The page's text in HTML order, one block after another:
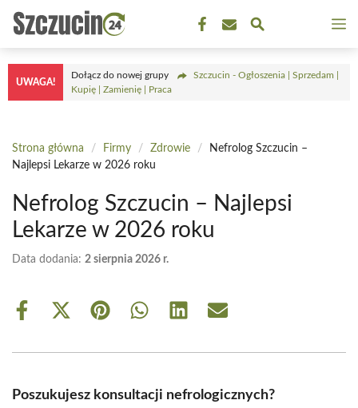
Przejdź
treści
UWAGA!
Dołącz do nowej grupy
Szczucin - Ogłoszenia | Sprzedam |
Kupię | Zamienię | Praca
Strona główna / Firmy / Zdrowie /
Nefrolog Szczucin –
Najlepsi Lekarze w 2026 roku
Nefrolog Szczucin – Najlepsi
Lekarze w 2026 roku
Data dodania: 2 sierpnia 2026 r.
Share
Share
(Twitter)
Share Share Share Share
Poszukujesz konsultacji nefrologicznych?